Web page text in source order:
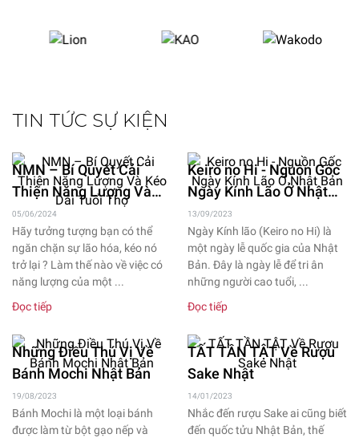
TIN TỨC SỰ KIỆN
NMN – Bí Quyết Cải
Thiện Năng Lượng Và
Kéo Dài Tuổi Thọ
05/06/2024
Hãy tưởng tượng bạn có thể
ngăn chặn sự lão hóa, kéo nó
trở lại ? Làm thế nào về việc có
năng lượng của một ...
Đọc tiếp
Keiro no Hi - Nguồn Gốc
Ngày Kính Lão Ở Nhật
Bản
13/09/2023
Ngày Kính lão (Keiro no Hi) là
một ngày lễ quốc gia của Nhật
Bản. Đây là ngày lễ để tri ân
những người cao tuổi, ...
Đọc tiếp
Những Điều Thú Vị Về
Bánh Mochi Nhật Bản
19/08/2023
Bánh Mochi là một loại bánh
được làm từ bột gạo nếp và
TẤT TẦN TẬT Về Rượu
Sake Nhật
14/01/2023
Nhắc đến rượu Sake ai cũng biết
đến quốc tửu Nhật Bản, thế